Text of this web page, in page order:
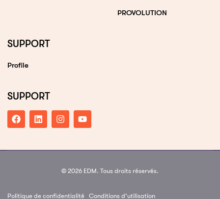
PROVOLUTION
SUPPORT
Profile
SUPPORT
© 2026 EDM. Tous droits réservés.
Politique de confidentialité Conditions d’utilisation